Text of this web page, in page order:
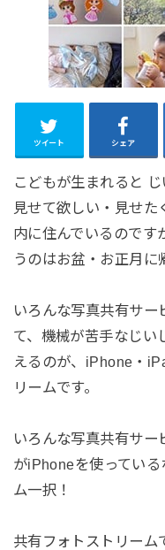
ツイート シェア
こどもが生まれると
見せて欲しい・見せた
内に住んでいるのです
うのはお盆・お正月に
いろんな写真共有サー
て、機械が苦手なじい
えるのが、iPhone・
リームです。
いろんな写真共有サー
がiPhoneを使ってい
ム一択！
共有フォトストリーム